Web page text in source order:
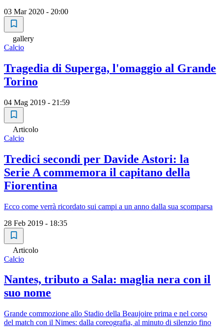
03 Mar 2020 - 20:00
gallery
Calcio
Tragedia di Superga, l'omaggio al Grande
Torino
04 Mag 2019 - 21:59
Articolo
Calcio
Tredici secondi per Davide Astori: la
Serie A commemora il capitano della
Fiorentina
Ecco come verrà ricordato sui campi a un anno dalla sua scomparsa
28 Feb 2019 - 18:35
Articolo
Calcio
Nantes, tributo a Sala: maglia nera con il
suo nome
Grande commozione allo Stadio della Beaujoire prima e nel corso
del match con il Nimes: dalla coreografia, al minuto di silenzio fino